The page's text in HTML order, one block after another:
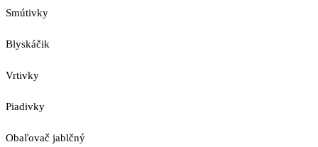
Smútivky
Blyskáčik
Vrtivky
Piadivky
Obaľovač jablčný